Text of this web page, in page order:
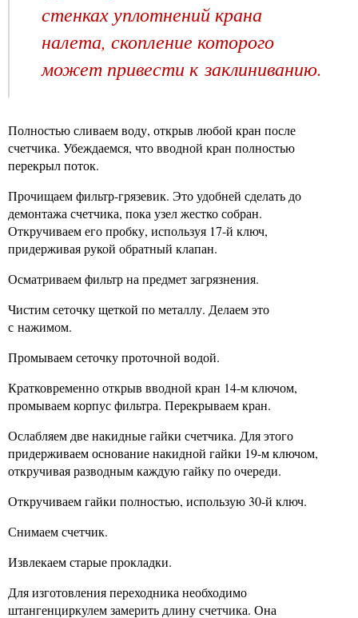
стенках уплотнений крана
налета, скопление которого
может привести к заклиниванию.
Полностью сливаем воду, открыв любой кран после
счетчика. Убеждаемся, что вводной кран полностью
перекрыл поток.
Прочищаем фильтр-грязевик. Это удобней сделать до
демонтажа счетчика, пока узел жестко собран.
Откручиваем его пробку, используя 17-й ключ,
придерживая рукой обратный клапан.
Осматриваем фильтр на предмет загрязнения.
Чистим сеточку щеткой по металлу. Делаем это
с нажимом.
Промываем сеточку проточной водой.
Кратковременно открыв вводной кран 14-м ключом,
промываем корпус фильтра. Перекрываем кран.
Ослабляем две накидные гайки счетчика. Для этого
придерживаем основание накидной гайки 19-м ключом,
откручивая разводным каждую гайку по очереди.
Откручиваем гайки полностью, использую 30-й ключ.
Снимаем счетчик.
Извлекаем старые прокладки.
Для изготовления переходника необходимо
штангенциркулем замерить длину счетчика. Она